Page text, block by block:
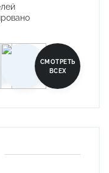
СМОТРЕТЬ
ВСЕХ